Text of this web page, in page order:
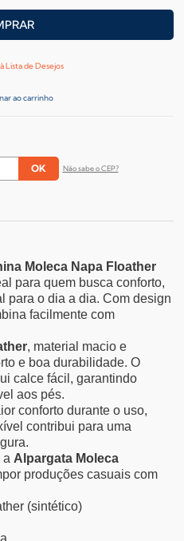
Lista de Desejos
ao carrinho
Não sabe o CEP?
Moleca Napa Floather
para quem busca conforto,
para o dia a dia. Com design
facilmente com
, material macio e
e boa durabilidade. O
calce fácil, garantindo
aos pés.
conforto durante o uso,
contribui para uma
aAlpargata Moleca
produções casuais com
(sintético)